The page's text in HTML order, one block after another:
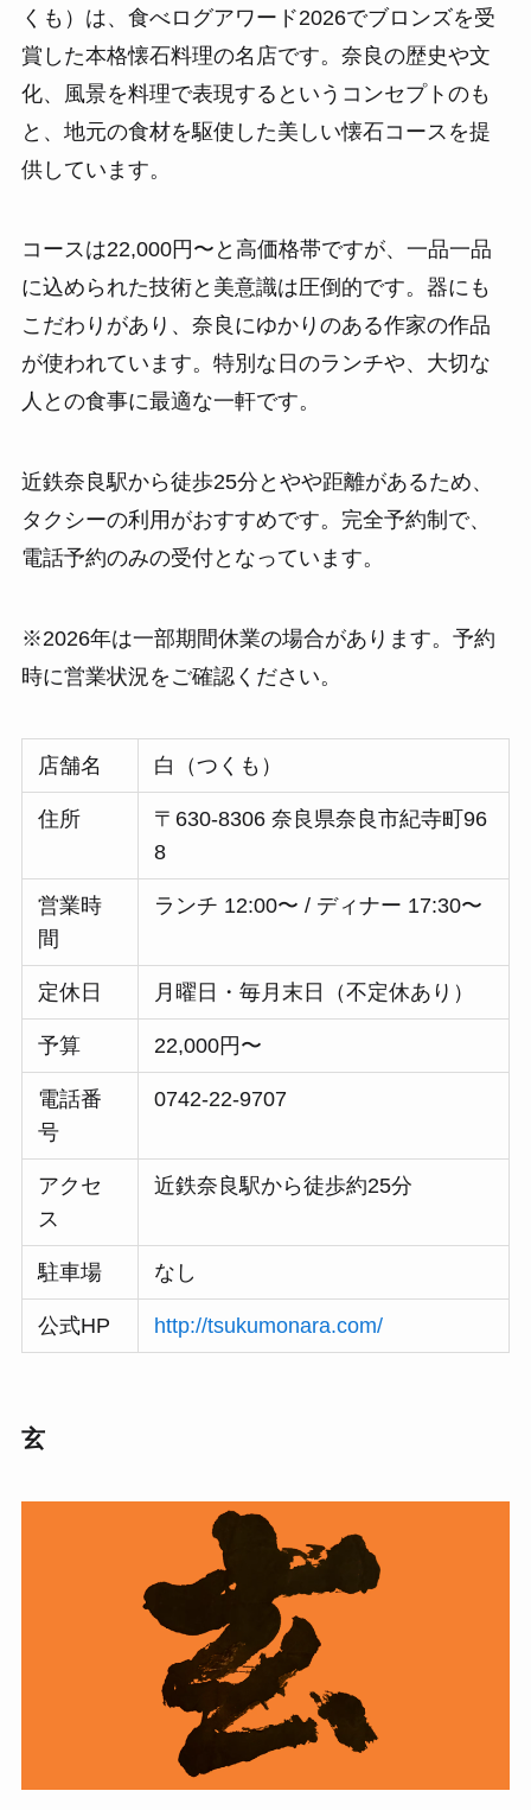
くも）は、食べログアワード2026でブロンズを受
賞した本格懐石料理の名店です。奈良の歴史や文
化、風景を料理で表現するというコンセプトのも
と、地元の食材を駆使した美しい懐石コースを提
供しています。
コースは22,000円〜と高価格帯ですが、一品一品
に込められた技術と美意識は圧倒的です。器にも
こだわりがあり、奈良にゆかりのある作家の作品
が使われています。特別な日のランチや、大切な
人との食事に最適な一軒です。
近鉄奈良駅から徒歩25分とやや距離があるため、
タクシーの利用がおすすめです。完全予約制で、
電話予約のみの受付となっています。
※2026年は一部期間休業の場合があります。予約
時に営業状況をご確認ください。
店舗名 白（つくも）
住所
〒630-8306 奈良県奈良市紀寺町96
8
営業時
間
ランチ 12:00〜 / ディナー 17:30〜
定休日 月曜日・毎月末日（不定休あり）
予算 22,000円〜
電話番
号
0742-22-9707
アクセ
ス
近鉄奈良駅から徒歩約25分
駐車場 なし
公式HP http://tsukumonara.com/
玄